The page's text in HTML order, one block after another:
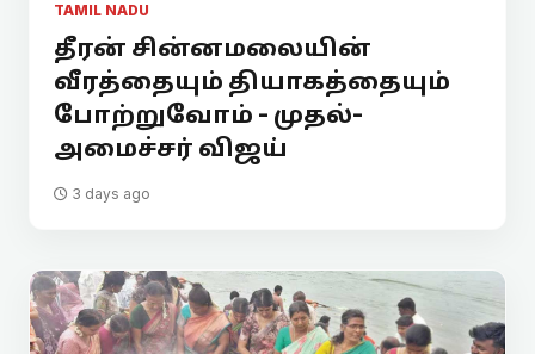
TAMIL NADU
தீரன் சின்னமலையின்
வீரத்தையும் தியாகத்தையும்
போற்றுவோம் - முதல்-
அமைச்சர் விஜய்
3 days ago